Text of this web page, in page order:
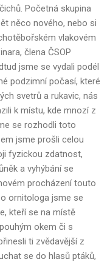
Početná skupina
něco nového, nebo si
vlakovém
člena ČSOP
jsme se vydali podél
podzimní počasí, které
svetrů a rukavic, nás
k místu, kde mnozí z
se rozhodli toto
jsme prošli celou
fyzickou zdatnost,
a vyhýbání se
procházení touto
ornitologa jsme se
kteří se na místě
okem či s
ti zvědavější z
se do hlasů ptáků,